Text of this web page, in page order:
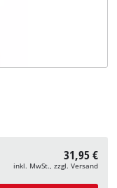
31,95 €
inkl. MwSt., zzgl. Versand